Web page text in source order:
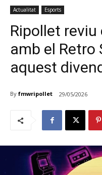
Actualitat Esports
Ripollet reviu
amb el
aquest
By fmwripollet 29/05/2026